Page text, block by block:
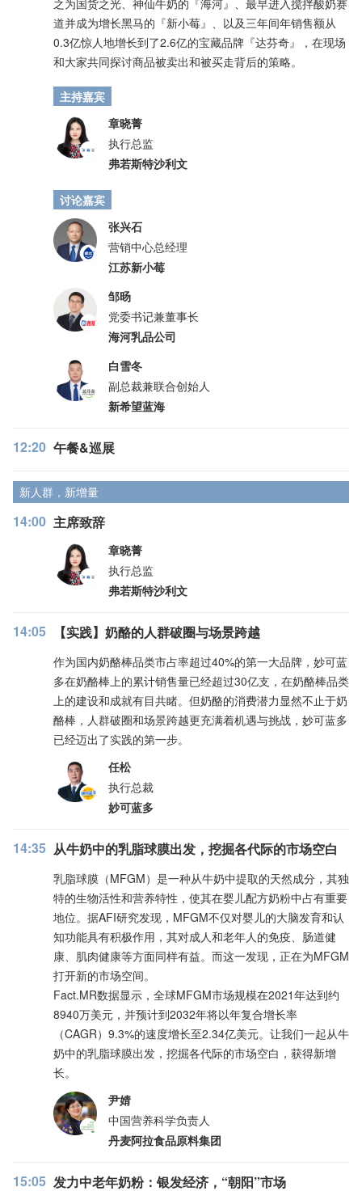
之为国货之光、神仙牛奶的『海河』、最早进入搅拌酸奶赛
道并成为增长黑马的『新小莓』、以及三年间年销售额从
0.3亿惊人地增长到了2.6亿的宝藏品牌『达芬奇』，在现场
和大家共同探讨商品被卖出和被买走背后的策略。
主持嘉宾
章晓菁
执行总监
弗若斯特沙利文
讨论嘉宾
张兴石
营销中心总经理
江苏新小莓
邹旸
党委书记兼董事长
海河乳品公司
白雪冬
副总裁兼联合创始人
新希望蓝海
12:20 午餐&巡展
新人群，新增量
14:00 主席致辞
章晓菁
执行总监
弗若斯特沙利文
14:05 【实践】奶酪的人群破圈与场景跨越
作为国内奶酪棒品类市占率超过40%的第一大品牌，妙可蓝
多在奶酪棒上的累计销售量已经超过30亿支，在奶酪棒品类
上的建设和成就有目共睹。但奶酪的消费潜力显然不止于奶
酪棒，人群破圈和场景跨越更充满着机遇与挑战，妙可蓝多
已经迈出了实践的第一步。
任松
执行总裁
妙可蓝多
14:35 从牛奶中的乳脂球膜出发，挖掘各代际的市场空白
乳脂球膜（MFGM）是一种从牛奶中提取的天然成分，其独
特的生物活性和营养特性，使其在婴儿配方奶粉中占有重要
地位。据AFI研究发现，MFGM不仅对婴儿的大脑发育和认
知功能具有积极作用，其对成人和老年人的免疫、肠道健
康、肌肉健康等方面同样有益。而这一发现，正在为MFGM
打开新的市场空间。
Fact.MR数据显示，全球MFGM市场规模在2021年达到约
8940万美元，并预计到2032年将以年复合增长率
（CAGR）9.3%的速度增长至2.34亿美元。让我们一起从牛
奶中的乳脂球膜出发，挖掘各代际的市场空白，获得新增
长。
尹婧
中国营养科学负责人
丹麦阿拉食品原料集团
15:05 发力中老年奶粉：银发经济，“朝阳”市场